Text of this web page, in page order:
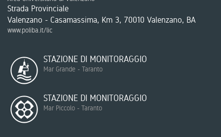
Strada Provinciale
Valenzano - Casamassima, Km 3, 70010 Valenzano, BA
www.poliba.it/lic
STAZIONE DI MONITORAGGIO
Mar Grande - Taranto
STAZIONE DI MONITORAGGIO
Mar Piccolo - Taranto